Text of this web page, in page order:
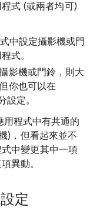
式 (或兩者均可)
中設定攝影機或門
式。
影機或門鈴，則大
你也可以在
定。
程式中有共通的
)，但看起來並不
中變更其中一項
異動。
定